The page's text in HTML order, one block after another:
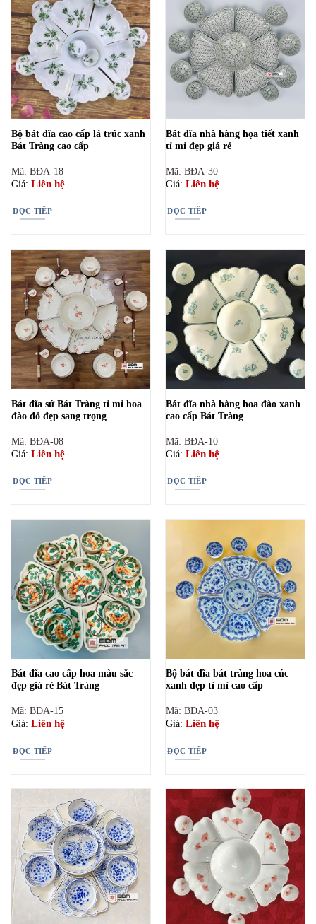
Bộ bát đĩa cao cấp lá trúc xanh
Bát Tràng cao cấp
Mã: BĐA-18
Giá: Liên hệ
ĐỌC TIẾP
Bát đĩa nhà hàng họa tiết xanh
tỉ mỉ đẹp giá rẻ
Mã: BĐA-30
Giá: Liên hệ
ĐỌC TIẾP
Bát đĩa sứ Bát Tràng tỉ mỉ hoa
đào đỏ đẹp sang trọng
Mã: BĐA-08
Giá: Liên hệ
ĐỌC TIẾP
Bát đĩa nhà hàng hoa đào xanh
cao cấp Bát Tràng
Mã: BĐA-10
Giá: Liên hệ
ĐỌC TIẾP
Bát đĩa cao cấp hoa màu sắc
đẹp giá rẻ Bát Tràng
Mã: BĐA-15
Giá: Liên hệ
ĐỌC TIẾP
Bộ bát đĩa bát tràng hoa cúc
xanh đẹp tỉ mỉ cao cấp
Mã: BĐA-03
Giá: Liên hệ
ĐỌC TIẾP